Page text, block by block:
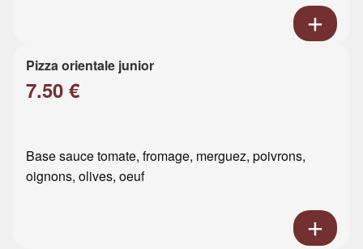
Pizza orientale junior
7.50 €
Base sauce tomate, fromage, merguez, poivrons,
oignons, olives, oeuf